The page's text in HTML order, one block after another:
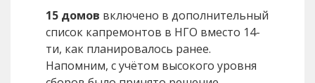
15 домов включено в дополнительный
список капремонтов в НГО вместо 14-
ти, как планировалось ранее.
Напомним, с учётом высокого уровня